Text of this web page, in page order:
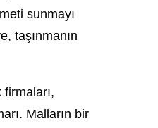
sunmayı
taşınmanın
Malların bir